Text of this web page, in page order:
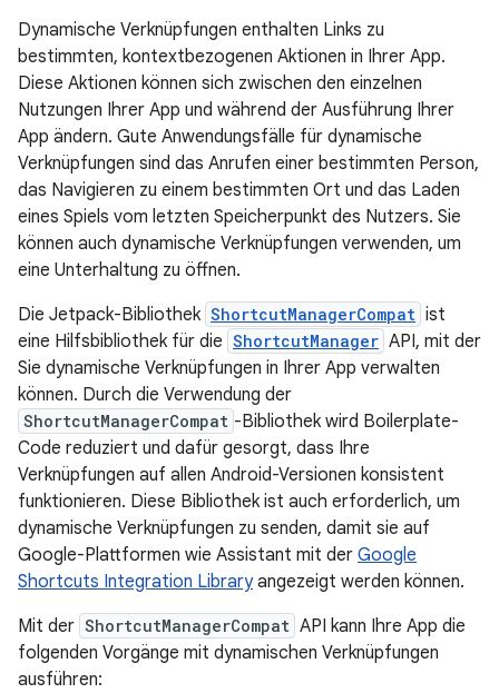
Dynamische Verknüpfungen enthalten Links zu
bestimmten, kontextbezogenen Aktionen in Ihrer App.
Diese Aktionen können sich zwischen den einzelnen
Nutzungen Ihrer App und während der Ausführung Ihrer
App ändern. Gute Anwendungsfälle für dynamische
Verknüpfungen sind das Anrufen einer bestimmten Person,
das Navigieren zu einem bestimmten Ort und das Laden
eines Spiels vom letzten Speicherpunkt des Nutzers. Sie
können auch dynamische Verknüpfungen verwenden, um
eine Unterhaltung zu öffnen.
Die Jetpack-Bibliothek ShortcutManagerCompat ist
eine Hilfsbibliothek für die ShortcutManager API, mit der
Sie dynamische Verknüpfungen in Ihrer App verwalten
können. Durch die Verwendung der
ShortcutManagerCompat -Bibliothek wird Boilerplate-
Code reduziert und dafür gesorgt, dass Ihre
Verknüpfungen auf allen Android-Versionen konsistent
funktionieren. Diese Bibliothek ist auch erforderlich, um
dynamische Verknüpfungen zu senden, damit sie auf
Google-Plattformen wie Assistant mit der Google
Shortcuts Integration Libraryangezeigt werden können.
Mit der ShortcutManagerCompat API kann Ihre App die
folgenden Vorgänge mit dynamischen Verknüpfungen
ausführen: